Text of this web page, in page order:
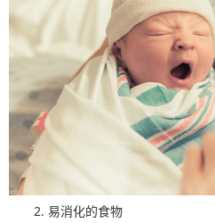
2. 易消化的食物